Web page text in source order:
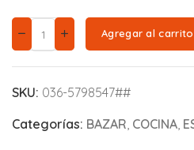
Agregar al carrito
SKU: 036-5798547##
Categorías: BAZAR COCINA